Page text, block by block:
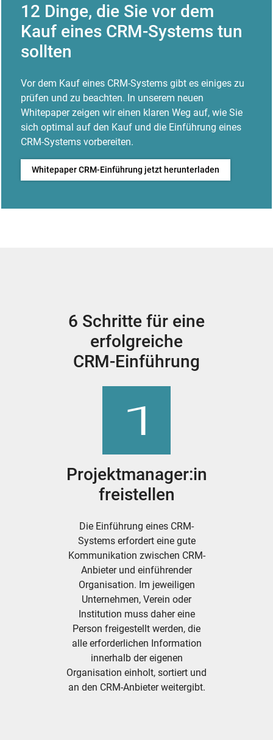
12 Dinge, die Sie vor dem
Kauf eines CRM-Systems tun
sollten
Vor dem Kauf eines CRM-Systems gibt es einiges zu
prüfen und zu beachten. In unserem neuen
Whitepaper zeigen wir einen klaren Weg auf, wie Sie
sich optimal auf den Kauf und die Einführung eines
CRM-Systems vorbereiten.
Whitepaper CRM-Einführung jetzt herunterladen
6 Schritte für eine
erfolgreiche
CRM-Einführung
Projektmanager:in
freistellen
Die Einführung eines CRM-
Systems erfordert eine gute
Kommunikation zwischen CRM-
Anbieter und einführender
Organisation. Im jeweiligen
Unternehmen, Verein oder
Institution muss daher eine
Person freigestellt werden, die
alle erforderlichen Information
innerhalb der eigenen
Organisation einholt, sortiert und
an den CRM-Anbieter weitergibt.